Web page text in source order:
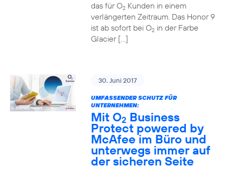
das für O2Kunden in einem
verlängerten Zeitraum. Das Honor 9
ist ab sofort bei O2in der Farbe
Glacier […]
30. Juni 2017
UMFASSENDER SCHUTZ FÜR
UNTERNEHMEN:
Mit O2 Business
Protect powered by
McAfee im Büro und
unterwegs immer auf
der sicheren Seite